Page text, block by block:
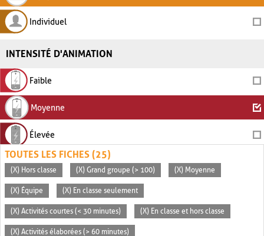
Individuel
INTENSITÉ D'ANIMATION
Faible
Moyenne
Élevée
TOUTES LES FICHES (25)
(X) Hors classe (X) Grand groupe (> 100) (X) Moyenne
(X) Équipe (X) En classe seulement
(X) Activités courtes (< 30 minutes) (X) En classe et hors classe
(X) Activités élaborées (> 60 minutes)